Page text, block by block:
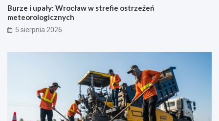
Burze i upały: Wrocław w strefie ostrzeżeń
meteorologicznych
5 sierpnia 2026